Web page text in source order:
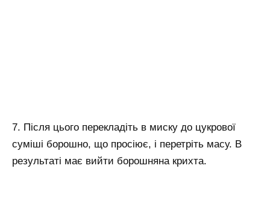
7. Після цього перекладіть в миску до цукрової
суміші борошно, що просіює, і перетріть масу. В
результаті має вийти борошняна крихта.